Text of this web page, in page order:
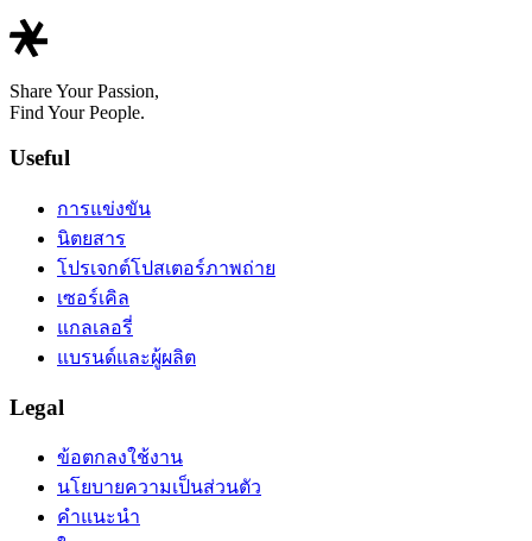
Share Your Passion,
Find Your People.
Useful
การแข่งขัน
นิตยสาร
โปรเจกต์โปสเตอร์ภาพถ่าย
เซอร์เคิล
แกลเลอรี่
แบรนด์และผู้ผลิต
Legal
ข้อตกลงใช้งาน
นโยบายความเป็นส่วนตัว
คำแนะนำ